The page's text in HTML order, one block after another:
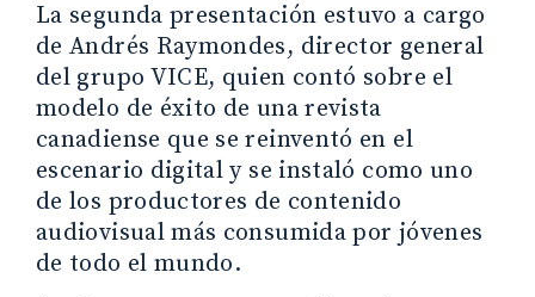
La segunda presentación estuvo a cargo
de Andrés Raymondes, director general
del grupo VICE, quien contó sobre el
modelo de éxito de una revista
canadiense que se reinventó en el
escenario digital y se instaló como uno
de los productores de contenido
audiovisual más consumida por jóvenes
de todo el mundo.